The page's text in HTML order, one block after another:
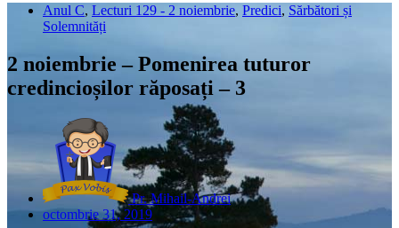
Anul C, Lecturi 129 - 2 noiembrie, Predici, Sărbători și
Solemnități
2 noiembrie – Pomenirea tuturor
credincioșilor răposați – 3
Pr. Mihail-Andrei
octombrie 31, 2019